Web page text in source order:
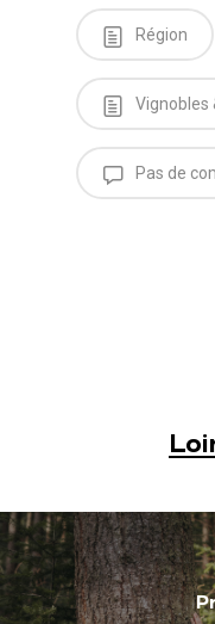
Région
Vignobles
Pas de